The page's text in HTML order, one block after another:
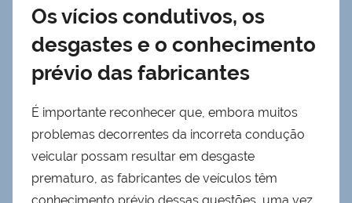
Os vícios condutivos, os
desgastes e o conhecimento
prévio das fabricantes
É importante reconhecer que, embora muitos
problemas decorrentes da incorreta condução
veicular possam resultar em desgaste
prematuro, as fabricantes de veículos têm